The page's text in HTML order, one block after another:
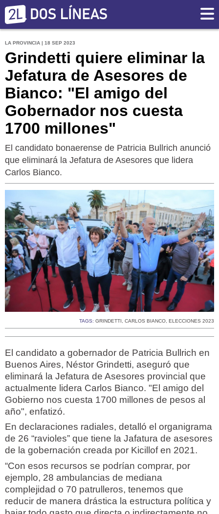
LA PROVINCIA | 18 SEP 2023
Grindetti quiere eliminar la
Jefatura de Asesores de
Bianco: "El amigo del
Gobernador nos cuesta
1700 millones"
El candidato bonaerense de Patricia Bullrich anunció
que eliminará la Jefatura de Asesores que lidera
Carlos Bianco.
TAGS: GRINDETTI , CARLOS BIANCO, ELECCIONES 2023
El candidato a gobernador de Patricia Bullrich en
Buenos Aires, Néstor Grindetti, aseguró que
eliminará la Jefatura de Asesores provincial que
actualmente lidera Carlos Bianco. "El amigo del
Gobierno nos cuesta 1700 millones de pesos al
año", enfatizó.
En declaraciones radiales, detalló el organigrama
de 26 “ravioles” que tiene la Jafatura de asesores
de la gobernación creada por Kicillof en 2021.
“Con esos recursos se podrían comprar, por
ejemplo, 28 ambulancias de mediana
complejidad o 70 patrulleros, tenemos que
reducir de manera drástica la estructura política y